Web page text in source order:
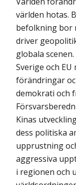
världen hotas.
befolkning bor
driver
globala
Sverige och
förändringar
demokrati och
Kinas
dess politiska
upprustning
aggressiva
i regionen och